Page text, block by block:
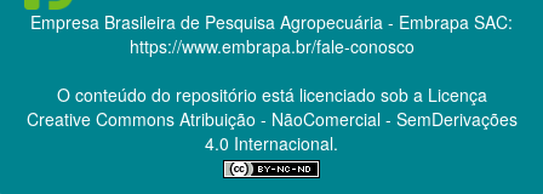
Empresa Brasileira de Pesquisa Agropecuária - Embrapa SAC:
https://www.embrapa.br/fale-conosco
O conteúdo do repositório está licenciado sob a Licença
Creative CommonsAtribuição - NãoComercial - SemDerivações
4.0 Internacional.